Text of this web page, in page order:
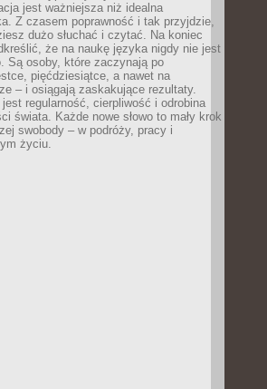
jest ważniejsza niż idealna
Z czasem poprawność i tak przyjdzie,
dużo słuchać i czytać. Na koniec
że na naukę języka nigdy nie jest
Są osoby, które zaczynają po
pięćdziesiątce, a nawet na
– i osiągają zaskakujące rezultaty.
jest regularność, cierpliwość i odrobina
świata. Każde nowe słowo to mały krok
swobody – w podróży, pracy i
życiu.